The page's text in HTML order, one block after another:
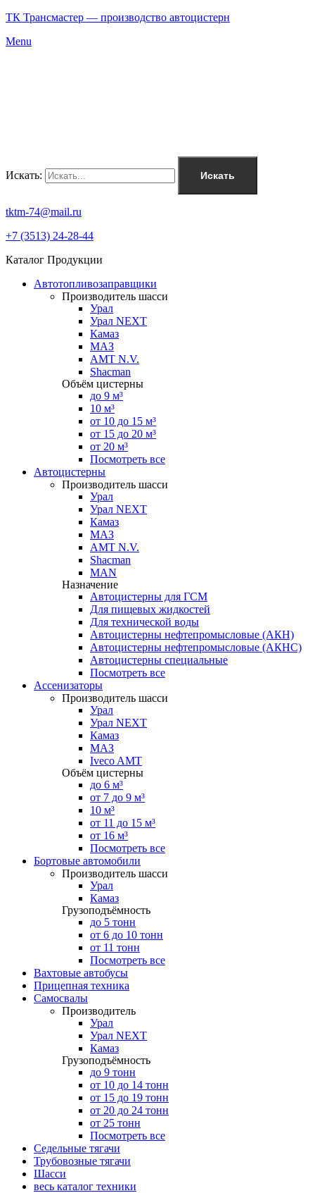
ТК Трансмастер — производство автоцистерн
Menu
Искать: Искать
tktm-74@mail.ru
+7 (3513) 24-28-44
Каталог Продукции
Автотопливозаправщики
Производитель шасси
Урал
Урал NEXT
Камаз
МАЗ
AMT N.V.
Shacman
Объём цистерны
до 9 м³
10 м³
от 10 до 15 м³
от 15 до 20 м³
от 20 м³
Посмотреть все
Автоцистерны
Производитель шасси
Урал
Урал NEXT
Камаз
МАЗ
AMT N.V.
Shacman
MAN
Назначение
Автоцистерны для ГСМ
Для пищевых жидкостей
Для технической воды
Автоцистерны нефтепромысловые (АКН)
Автоцистерны нефтепромысловые (АКНС)
Автоцистерны специальные
Посмотреть все
Ассенизаторы
Производитель шасси
Урал
Урал NEXT
Камаз
МАЗ
Iveco AMT
Объём цистерны
до 6 м³
от 7 до 9 м³
10 м³
от 11 до 15 м³
от 16 м³
Посмотреть все
Бортовые автомобили
Производитель шасси
Урал
Камаз
Грузоподъёмность
до 5 тонн
от 6 до 10 тонн
от 11 тонн
Посмотреть все
Вахтовые автобусы
Прицепная техника
Самосвалы
Производитель
Урал
Урал NEXT
Камаз
Грузоподъёмность
до 9 тонн
от 10 до 14 тонн
от 15 до 19 тонн
от 20 до 24 тонн
от 25 тонн
Посмотреть все
Седельные тягачи
Трубовозные тягачи
Шасси
весь каталог техники